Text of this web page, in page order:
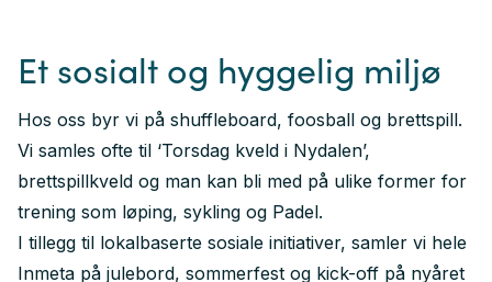
Et sosialt og hyggelig miljø
Hos oss byr vi på shuffleboard, foosball og brettspill.
Vi samles ofte til ‘Torsdag kveld i Nydalen’,
brettspillkveld og man kan bli med på ulike former for
trening som løping, sykling og Padel.
I tillegg til lokalbaserte sosiale initiativer, samler vi hele
Inmeta på julebord, sommerfest og kick-off på nyåret